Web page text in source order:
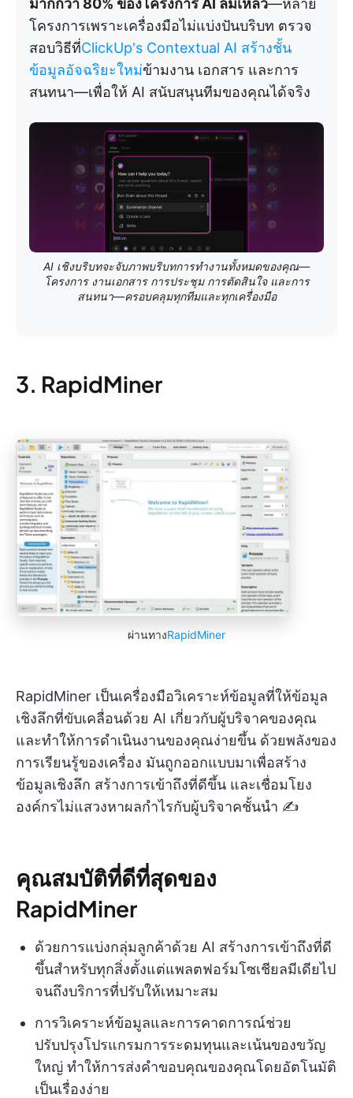
โครงการเพราะเครื่องมือไม่แบ่งปันบริบท ตรวจ
สอบวิธีที่ClickUp's Contextual AI สร้างชั้น
ข้อมูลอัจฉริยะใหม่ข้ามงาน เอกสาร และการ
สนทนา—เพื่อให้ AI สนับสนุนทีมของคุณได้จริง
AI เชิงบริบทจะจับภาพบริบทการทำงานทั้งหมดของคุณ—
โครงการ งานเอกสาร การประชุม การตัดสินใจ และการ
สนทนา—ครอบคลุมทุกทีมและทุกเครื่องมือ
3. RapidMiner
ผ่านทางRapidMiner
RapidMiner เป็นเครื่องมือวิเคราะห์ข้อมูลที่ให้ข้อมูล
เชิงลึกที่ขับเคลื่อนด้วย AI เกี่ยวกับผู้บริจาคของคุณ
และทำให้การดำเนินงานของคุณง่ายขึ้น ด้วยพลังของ
การเรียนรู้ของเครื่อง มันถูกออกแบบมาเพื่อสร้าง
ข้อมูลเชิงลึก สร้างการเข้าถึงที่ดีขึ้น และเชื่อมโยง
องค์กรไม่แสวงหาผลกำไรกับผู้บริจาคชั้นนำ ✍️
คุณสมบัติที่ดีที่สุดของ
RapidMiner
ด้วยการแบ่งกลุ่มลูกค้าด้วย AI สร้างการเข้าถึงที่ดี
ขึ้นสำหรับทุกสิ่งตั้งแต่แพลตฟอร์มโซเชียลมีเดียไป
จนถึงบริการที่ปรับให้เหมาะสม
การวิเคราะห์ข้อมูลและการคาดการณ์ช่วย
ปรับปรุงโปรแกรมการระดมทุนและเน้นของขวัญ
ใหญ่ ทำให้การส่งคำขอบคุณของคุณโดยอัตโนมัติ
เป็นเรื่องง่าย